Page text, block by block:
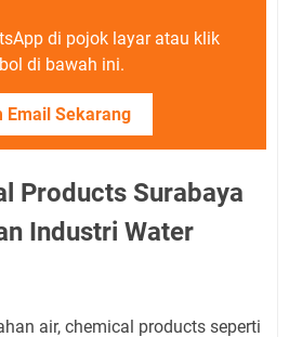
di pojok layar atau klik
di bawah ini.
Email Sekarang
Products Surabaya
Industri Water
air, chemical products seperti